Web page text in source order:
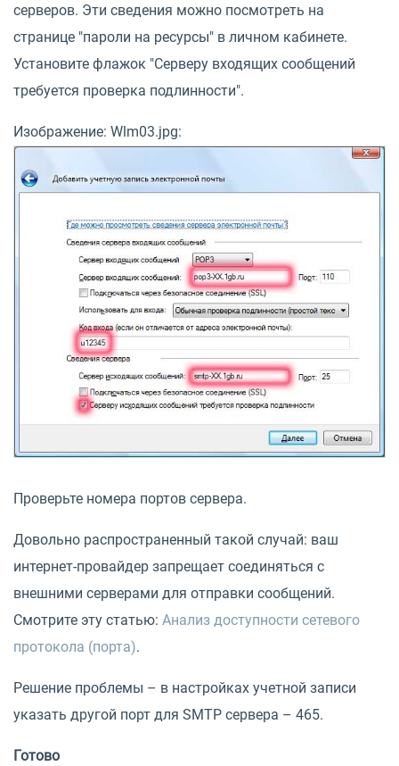
серверов. Эти сведения можно посмотреть на
странице "пароли на ресурсы" в личном кабинете.
Установите флажок "Серверу входящих сообщений
требуется проверка подлинности".
Проверьте номера портов сервера.
Довольно распространенный такой случай: ваш
интернет-провайдер запрещает соединяться с
внешними серверами для отправки сообщений.
Смотрите эту статью: Анализ доступности сетевого
протокола (порта).
Решение проблемы – в настройках учетной записи
указать другой порт для SMTP сервера – 465.
Готово